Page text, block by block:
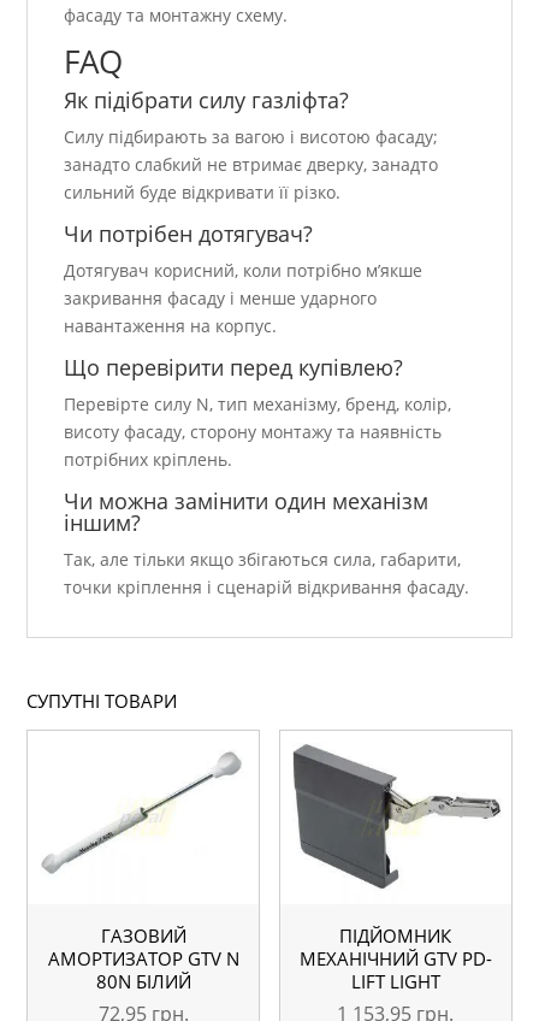
фасаду та монтажну схему.
FAQ
Як підібрати силу газліфта?
Силу підбирають за вагою і висотою фасаду;
занадто слабкий не втримає дверку, занадто
сильний буде відкривати її різко.
Чи потрібен дотягувач?
Дотягувач корисний, коли потрібно м’якше
закривання фасаду і менше ударного
навантаження на корпус.
Що перевірити перед купівлею?
Перевірте силу N, тип механізму, бренд, колір,
висоту фасаду, сторону монтажу та наявність
потрібних кріплень.
Чи можна замінити один механізм
іншим?
Так, але тільки якщо збігаються сила, габарити,
точки кріплення і сценарій відкривання фасаду.
СУПУТНІ ТОВАРИ
ГАЗОВИЙ
АМОРТИЗАТОР GTV N
80N БІЛИЙ
72,95 грн.
ПІДЙОМНИК
МЕХАНІЧНИЙ GTV PD-
LIFT LIGHT
1 153,95 грн.